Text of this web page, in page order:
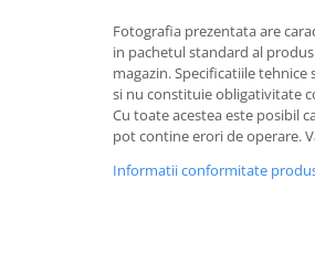
Fotografia prezentata are
in pachetul standard al
magazin. Specificatiile
si nu constituie obligativitate
Cu toate acestea este posibil
pot contine erori de operare.
Informatii conformitate